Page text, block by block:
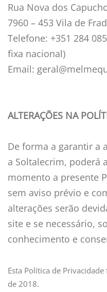
Rua Nova dos
7960 – 453 Vila de
Telefone: +351 284
fixa nacional)
Email:
ALTERAÇÕES NA
De forma a garantir a
a Soltalecrim, poderá
momento a presente
sem aviso prévio e
alterações serão
site e se necessário,
conhecimento e
Esta Política de
de 2018.